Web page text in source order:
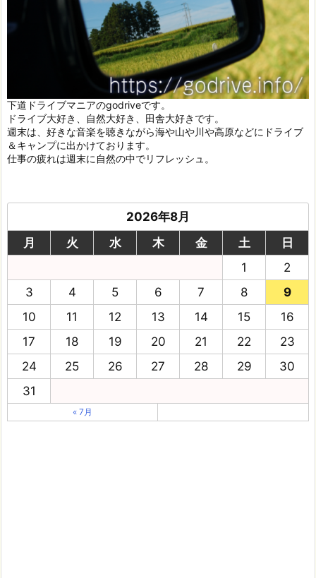
下道ドライブマニアのgodriveです。
ドライブ大好き、自然大好き、田舎大好きです。
週末は、好きな音楽を聴きながら海や山や川や高原などにドライブ
＆キャンプに出かけております。
仕事の疲れは週末に自然の中でリフレッシュ。
2026年8月
月
火 水 木 金 土
日
1
2
3
4 5 6 7 8
9
10
11 12 13 14 15
16
17
18 19 20 21 22
23
24
25 26 27 28 29
30
31
« 7月